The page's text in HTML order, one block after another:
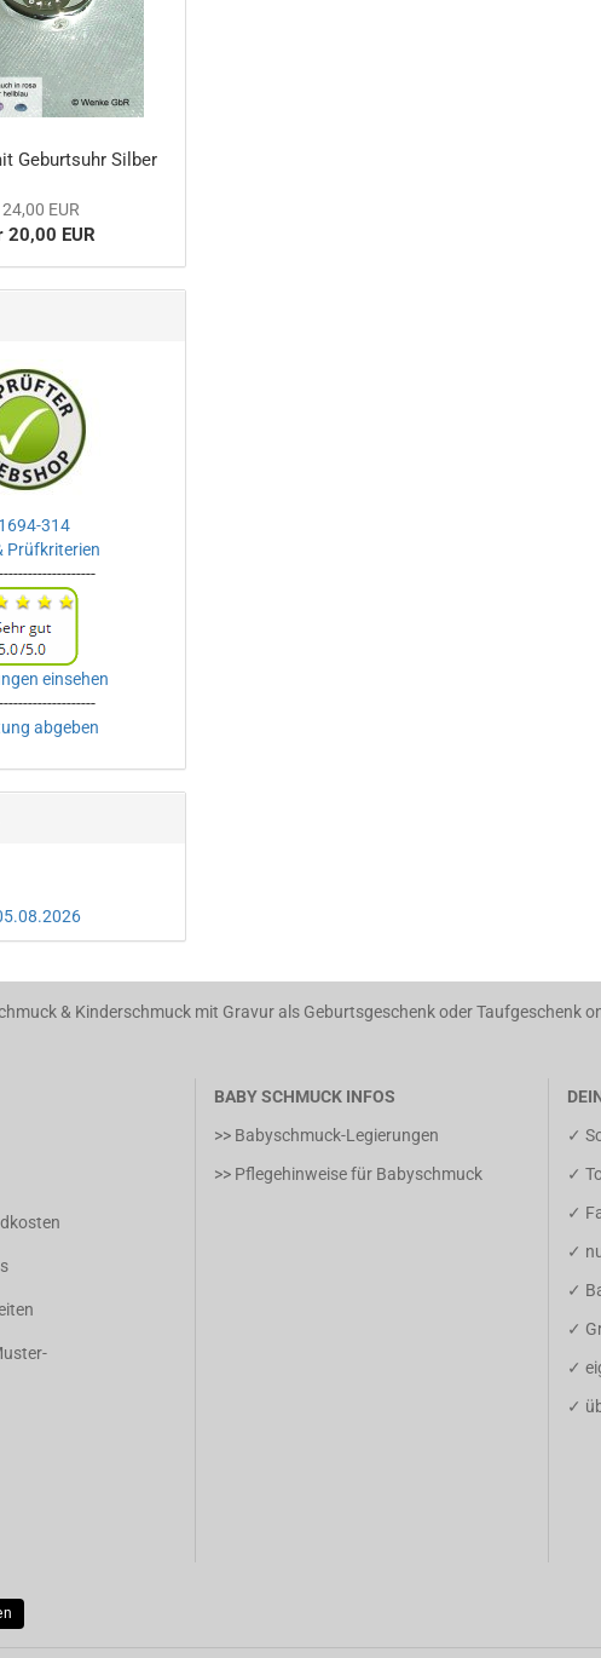
Geburtsuhr Silber
EUR
20,00 EUR
314
Prüfkriterien
einsehen
abgeben
& Kinderschmuck mit Gravur als Geburtsgeschenk oder Taufgeschenk
BABY SCHMUCK INFOS
>> Babyschmuck-Legierungen
>> Pflegehinweise für Babyschmuck
✓
✓
✓
✓
✓
✓
✓
✓